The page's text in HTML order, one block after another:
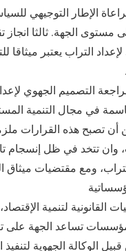
الإطار التوجيهي
مستوى الجهة. ثالثا
التراب يعتبر ميثاقا
التصميم الجهوي
في مجال التنمية
أن تصبح هذه القرارات
وان تتخد في ظل إنسجام
ومع مقتضيات ميثاق
تساعد الجهة على